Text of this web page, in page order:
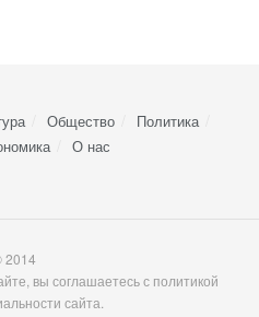
Общество
Политика
О нас
2014
вы соглашаетесь с политикой
сайта.